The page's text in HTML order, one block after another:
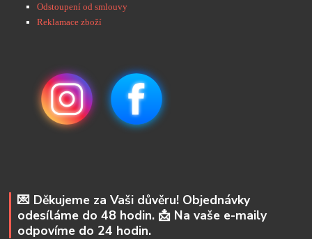
Odstoupení od smlouvy
Reklamace zboží
💌 Děkujeme za Vaši důvěru! Objednávky
odesíláme do 48 hodin. 📩 Na vaše e-maily
odpovíme do 24 hodin.